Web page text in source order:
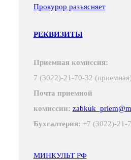
Прокурор разъясняет
РЕКВИЗИТЫ
Приемная комиссия:
7 (3022)-21-70-32
Почта приемной
комиссии:
Бухгалтерия: +7 (3022)-21-
МИНКУЛЬТ РФ